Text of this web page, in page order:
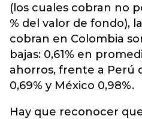
(los cuales cobran no
% del valor de fondo),
cobran en Colombia
bajas: 0,61% en
ahorros, frente a Perú
0,69% y México 0,98%.
Hay que reconocer